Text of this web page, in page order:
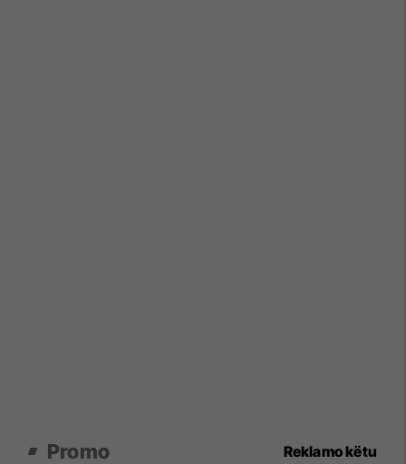
Promo Reklamo këtu